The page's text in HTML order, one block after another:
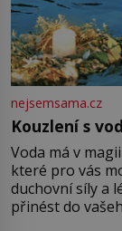
nejsemsama.cz
Kouzlení s
Voda má v
které pro vás
duchovní síly a
přinést do